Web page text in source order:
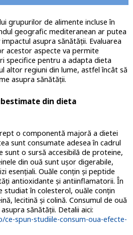
grupurilor de alimente incluse în
geografic mediteranean ar putea
asupra sănătăţii. Evaluarea
acestor aspecte va permite
specifice pentru a adapta dieta
altor regiuni din lume, astfel încât să
asupra sănătăţii.
din dieta
o componentă majoră a dietei
sunt consumate adesea în cadrul
sunt o sursă accesibilă de proteine,
din ouă sunt uşor digerabile,
esenţiali. Ouăle conţin şi peptide
antioxidante şi antiinflamatorii. În
studiat în colesterol, ouăle conţin
lecitină şi colină. Consumul de ouă
sănătăţii. Detalii aici:
spun-studiile-consum-oua-efecte-